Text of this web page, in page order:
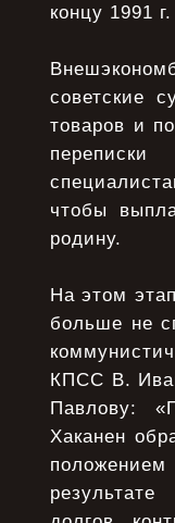
концу 1991
советские
товаров и
чтобы
родину.
На этом
больше не
КПСС В.
Павлову:
Хаканен